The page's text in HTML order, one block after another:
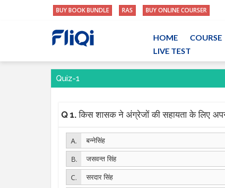
BUY BOOK BUNDLE RAS BUY ONLINE COURSER
HOME COURSE
LIVE TEST
Quiz-1
Q 1.किस शासक ने अंग्रेजों की सहायता के लिए
बन्नेसिंह
जसवन्त सिंह
सरदार सिंह